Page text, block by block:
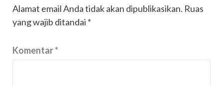
Alamat email Anda tidak akan dipublikasikan. Ruas
yang wajib ditandai *
Komentar*